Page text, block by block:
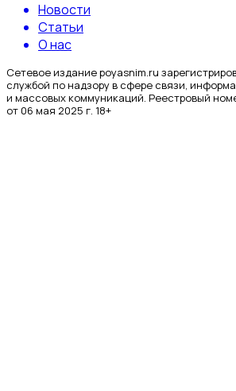
Новости
Статьи
О нас
Сетевое издание poyasnim.ru
службой по надзору в сфере связи,
и массовых коммуникаций. Реестровый
от 06 мая 2025 г. 18+